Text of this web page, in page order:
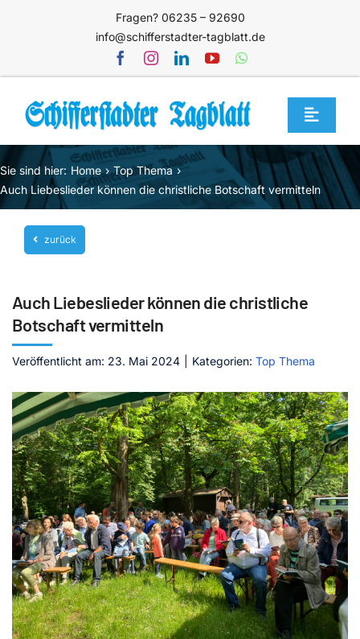
Fragen? 06235 – 92690
info@schifferstadter-tagblatt.de
Toggle
Home
Themen
Blog
Unternehmen
Mediathek
Jetzt abonnieren
Sie sind hier: Home
Top Thema
Auch Liebeslieder können die christliche Botschaft vermitteln
zurück
Auch Liebeslieder können die christliche
Botschaft vermitteln
Veröffentlicht am: 23. Mai 2024 Kategorien: Top Thema